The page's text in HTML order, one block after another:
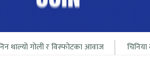
विस्फोटका आवाज चिनिया दुतावासले दियो